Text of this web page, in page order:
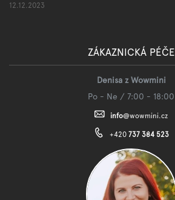
12.12.2023
ZÁKAZNICKÁ PÉČE
Denisa z Wowmini
Po - Ne / 7:00 - 18:00
info@wowmini.cz
+420 737 384 523